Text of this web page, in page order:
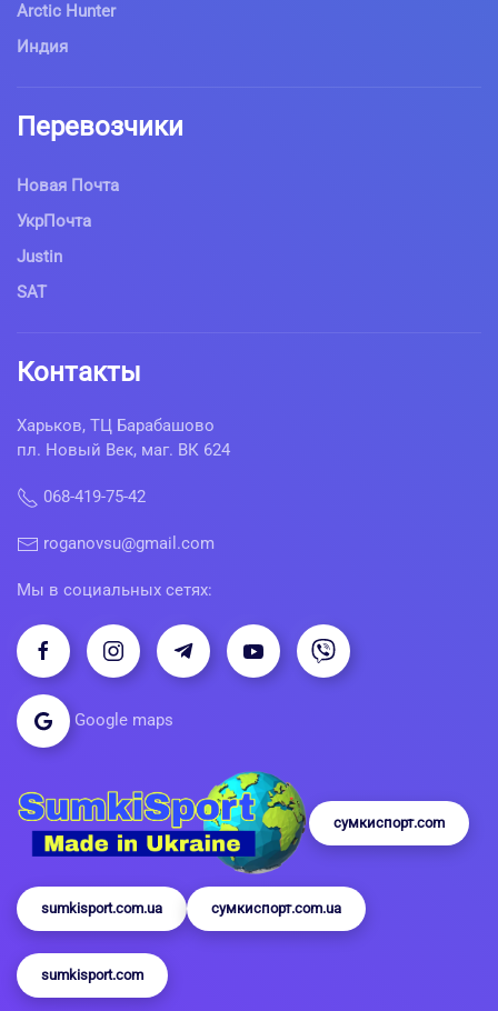
Arctic Hunter
Индия
Перевозчики
Новая Почта
УкрПочта
Justin
SAT
Контакты
Харьков, ТЦ Барабашово
пл. Новый Век, маг. ВК 624
068-419-75-42
roganovsu@gmail.com
Мы в социальных сетях:
Google maps
сумкиспорт.com
sumkisport.com.ua сумкиспорт.com.ua
sumkisport.com